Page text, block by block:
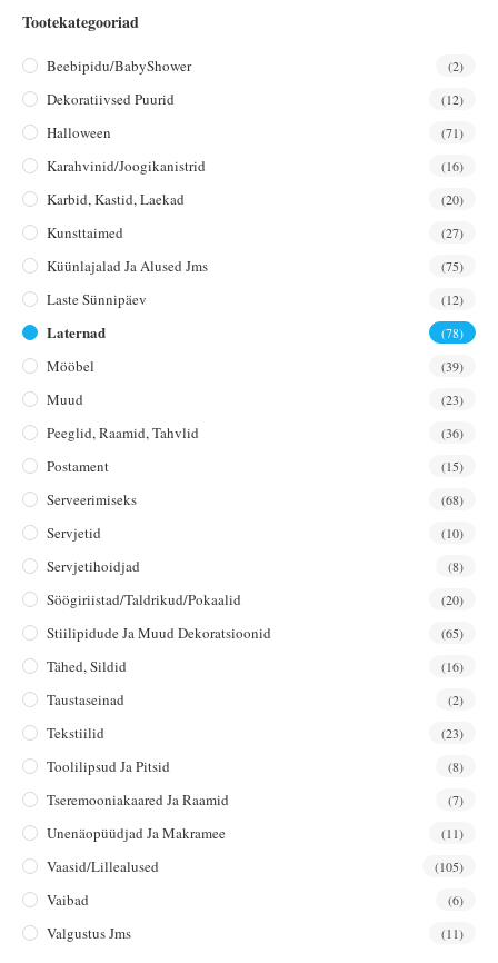
Tootekategooriad
Beebipidu/BabyShower (2)
Dekoratiivsed Puurid (12)
Halloween (71)
Karahvinid/joogikanistrid (16)
Karbid, Kastid, Laekad (20)
Kunsttaimed (27)
Küünlajalad Ja Alused Jms (75)
Laste Sünnipäev (12)
Laternad (78)
Mööbel (39)
Muud (23)
Peeglid, Raamid, Tahvlid (36)
Postament (15)
Serveerimiseks (68)
Servjetid (10)
Servjetihoidjad (8)
Söögiriistad/taldrikud/pokaalid (20)
Stiilipidude Ja Muud Dekoratsioonid (65)
Tähed, Sildid (16)
Taustaseinad (2)
Tekstiilid (23)
Toolilipsud Ja Pitsid (8)
Tseremooniakaared Ja Raamid (7)
Unenäopüüdjad Ja Makramee (11)
Vaasid/lillealused (105)
Vaibad (6)
Valgustus Jms (11)